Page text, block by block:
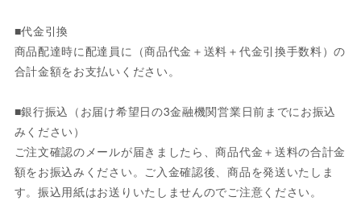
■代金引換
商品配達時に配達員に（商品代金＋送料＋代金引換手数料）の
合計金額をお支払いください。
■銀行振込（お届け希望日の3金融機関営業日前までにお振込
みください）
ご注文確認のメールが届きましたら、商品代金＋送料の合計金
額をお振込みください。ご入金確認後、商品を発送いたしま
す。振込用紙はお送りいたしませんのでご注意ください。